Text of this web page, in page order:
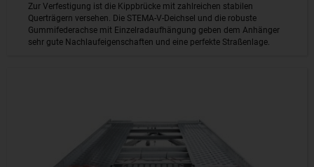
Zur Verfestigung ist die Kippbrücke mit zahlreichen stabilen
Querträgern versehen. Die STEMA-V-Deichsel und die robuste
Gummifederachse mit Einzelradaufhängung geben dem Anhänger
sehr gute Nachlaufeigenschaften und eine perfekte Straßenlage.